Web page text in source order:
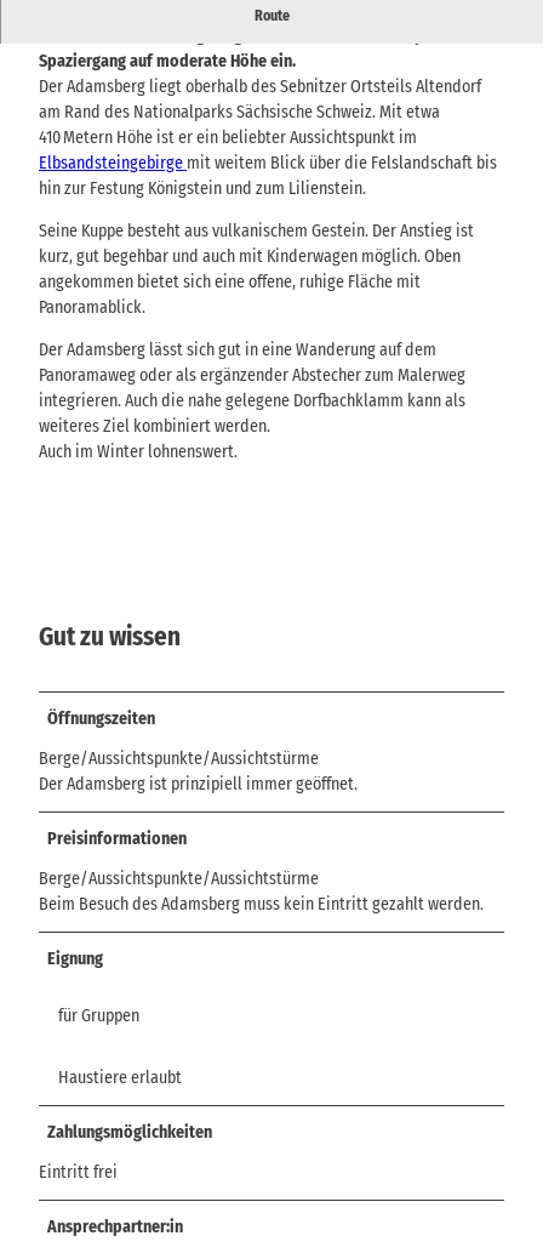
Route
Der Adamsberg bei Altendorf bietet eine lohnenswerte Aussicht
Spaziergang auf moderate Höhe ein.
Der Adamsberg liegt oberhalb des Sebnitzer Ortsteils Altendorf
am Rand des Nationalparks Sächsische Schweiz. Mit etwa
410 Metern Höhe ist er ein beliebter Aussichtspunkt im
Elbsandsteingebirge mit weitem Blick über die Felslandschaft bis
hin zur Festung Königstein und zum Lilienstein.
Seine Kuppe besteht aus vulkanischem Gestein. Der Anstieg ist
kurz, gut begehbar und auch mit Kinderwagen möglich. Oben
angekommen bietet sich eine offene, ruhige Fläche mit
Panoramablick.
Der Adamsberg lässt sich gut in eine Wanderung auf dem
Panoramaweg oder als ergänzender Abstecher zum Malerweg
integrieren. Auch die nahe gelegene Dorfbachklamm kann als
weiteres Ziel kombiniert werden.
Auch im Winter lohnenswert.
Gut zu wissen
Öffnungszeiten
Berge/Aussichtspunkte/Aussichtstürme
Der Adamsberg ist prinzipiell immer geöffnet.
Preisinformationen
Berge/Aussichtspunkte/Aussichtstürme
Beim Besuch des Adamsberg muss kein Eintritt gezahlt werden.
Eignung
für Gruppen
Haustiere erlaubt
Zahlungsmöglichkeiten
Eintritt frei
Ansprechpartner:in